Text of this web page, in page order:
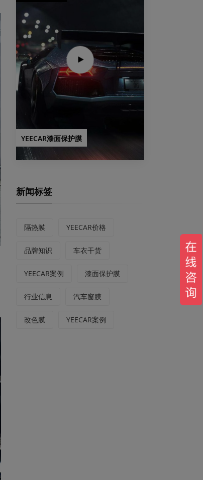
YEECAR漆面保护膜
新闻标签
隔热膜 YEECAR价格
品牌知识 车衣干货
YEECAR案例 漆面保护膜
行业信息 汽车窗膜
改色膜 YEECAR案例